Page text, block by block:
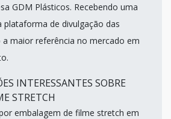
GDM Plásticos. Recebendo uma
de divulgação das
a maior referência no mercado em
INTERESSANTES SOBRE
STRETCH
embalagem de filme stretch em